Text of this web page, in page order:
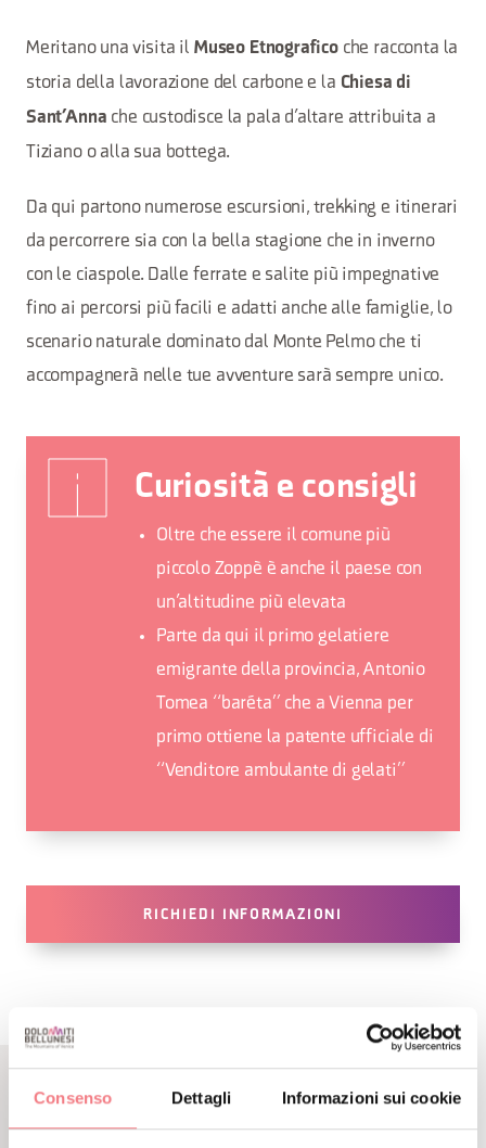
Consenso Dettagli Informazioni sui cookie
Meritano una visita il Museo Etnograficoche racconta la
storia della lavorazione del carbone e la Chiesa di
Sant’Anna che custodisce la pala d’altare attribuita a
Tiziano o alla sua bottega.
Da qui partono numerose escursioni, trekking e itinerari
da percorrere sia con la bella stagione che in inverno
con le ciaspole. Dalle ferrate e salite più impegnative
fino ai percorsi più facili e adatti anche alle famiglie, lo
scenario naturale dominato dal Monte Pelmo che ti
accompagnerà nelle tue avventure sarà sempre unico.
Curiosità e consigli
Oltre che essere il comune più
piccolo Zoppè è anche il paese con
un’altitudine più elevata
Parte da qui il primo gelatiere
emigrante della provincia, Antonio
Tomea “baréta” che a Vienna per
primo ottiene la patente ufficiale di
“Venditore ambulante di gelati”
RICHIEDI INFORMAZIONI